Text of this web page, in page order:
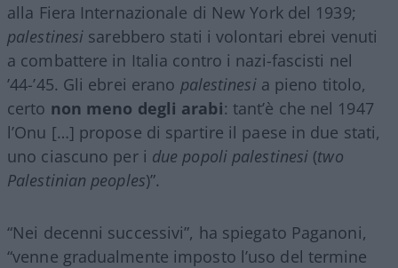
alla Fiera Internazionale di New York del 1939;
palestinesi sarebbero stati i volontari ebrei venuti
a combattere in Italia contro i nazi-fascisti nel
’44-’45. Gli ebrei erano palestinesia pieno titolo,
certo non meno degli arabi: tant’è che nel 1947
l’Onu […] propose di spartire il paese in due stati,
uno ciascuno per i due popoli palestinesi (two
Palestinian peoples)”.
“Nei decenni successivi”, ha spiegato Paganoni,
“venne gradualmente imposto l’uso del termine